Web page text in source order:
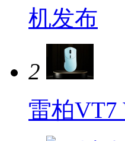
机发布
2
雷柏VT7